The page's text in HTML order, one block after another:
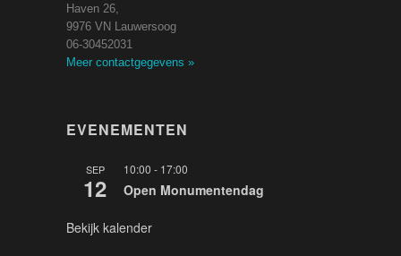
Haven 26,
9976 VN Lauwersoog
06-30452031
Meer contactgegevens »
EVENEMENTEN
SEP
12
10:00 - 17:00
Open Monumentendag
Bekijk kalender